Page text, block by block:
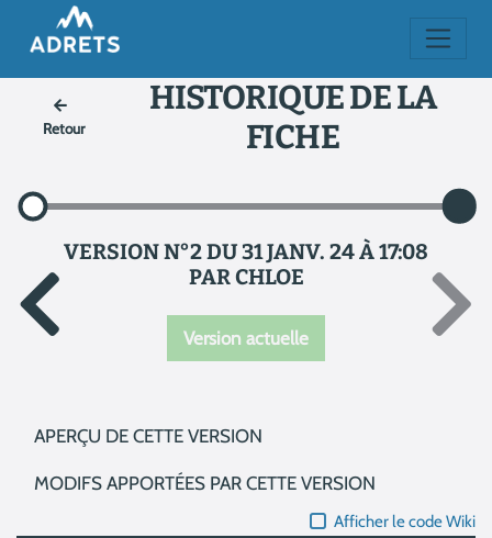
Retour
HISTORIQUE DE LA
FICHE
VERSION N°2 DU 31 JANV. 24 À 17:08
PAR CHLOE
Version actuelle
APERÇU DE CETTE VERSION
MODIFS APPORTÉES PAR CETTE VERSION
Afficher le code Wiki